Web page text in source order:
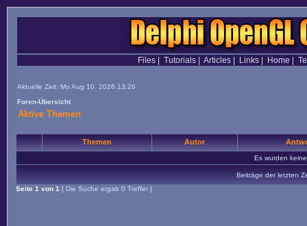
Files| Tutorials| Articles| Links| Home
Aktuelle Zeit: Mo Aug 10, 2026 13:26
Foren-Übersicht
Aktive Themen
Themen Autor
Es wurden
Beiträge der letzten
Seite 1 von 1 [ Die Suche ergab 0 Treffer ]